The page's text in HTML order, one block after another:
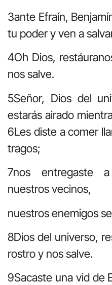
3ante Efraín,
tu poder y ven a
4Oh Dios,
nos salve.
5Señor, Dios del
estarás airado
6Les diste a comer
tragos;
7nos entregaste
nuestros vecinos,
nuestros enemigos
8Dios del universo,
rostro y nos salve.
9Sacaste una vid de